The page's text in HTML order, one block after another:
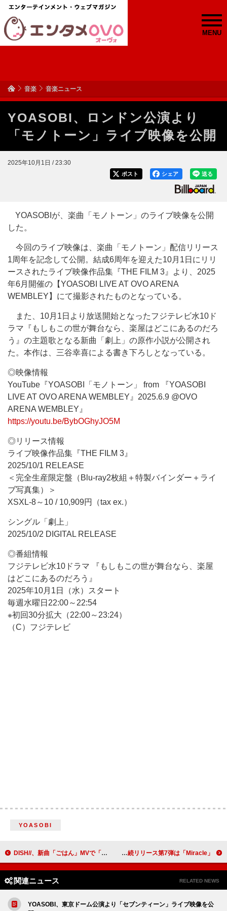
MENU
音楽 音楽ニュース
YOASOBI、ロンドン公演より
「モノトーン」ライブ映像を公開
2025年10月1日 / 23:30
送る
シェア
ポスト
YOASOBIが、楽曲「モノトーン」のライブ映像を公開
した。
今回のライブ映像は、楽曲「モノトーン」配信リリース
1周年を記念して公開。結成6周年を迎えた10月1日にリリ
ースされたライブ映像作品集『THE FILM 3』より、2025
年6月開催の【YOASOBI LIVE AT OVO ARENA
WEMBLEY】にて撮影されたものとなっている。
また、10月1日より放送開始となったフジテレビ水10ド
ラマ『もしもこの世が舞台なら、楽屋はどこにあるのだろ
う』の主題歌となる新曲「劇上」の原作小説が公開され
た。本作は、三谷幸喜による書き下ろしとなっている。
◎映像情報
YouTube『YOASOBI「モノトーン」 from 『YOASOBI
LIVE AT OVO ARENA WEMBLEY』2025.6.9 @OVO
ARENA WEMBLEY』
https://youtu.be/BybOGhyJO5M
◎リリース情報
ライブ映像作品集『THE FILM 3』
2025/10/1 RELEASE
＜完全生産限定盤（Blu-ray2枚組＋特製バインダー＋ライ
ブ写真集）＞
XSXL-8～10 / 10,909円（tax ex.）
シングル「劇上」
2025/10/2 DIGITAL RELEASE
◎番組情報
フジテレビ水10ドラマ 『もしもこの世が舞台なら、楽屋
はどこにあるのだろう』
2025年10月1日（水）スタート
毎週水曜日22:00～22:54
※初回30分拡大（22:00～23:24）
（C）フジテレビ
YOASOBI
DISH//、新曲「ごはん」MVで「沈丁花」後を描く Awesome City Club、10作連続リリース第7弾は「Miracle」
関連ニュース RELATED NEWS
YOASOBI、東京ドーム公演より「セブンティーン」ライブ映像を公